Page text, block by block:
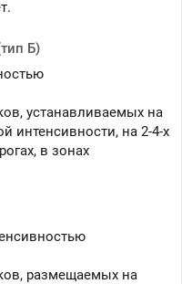
Б)
устанавливаемых на
интенсивности, на 2-4-х
в зонах
размещаемых на